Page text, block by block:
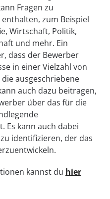
Fragen zu
zum Beispiel
Wirtschaft, Politik,
und mehr. Ein
dass der Bewerber
in einer Vielzahl von
ausgeschriebene
auch dazu beitragen,
über das für die
Es kann auch dabei
identifizieren, der das
kannst du hier